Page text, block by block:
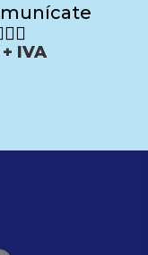
IVA